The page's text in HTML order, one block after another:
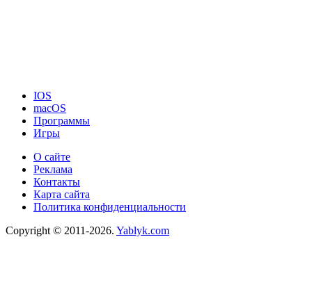
IOS
macOS
Программы
Игры
О сайте
Реклама
Контакты
Карта сайта
Политика конфиденциальности
Copyright © 2011-2026. Yablyk.сom